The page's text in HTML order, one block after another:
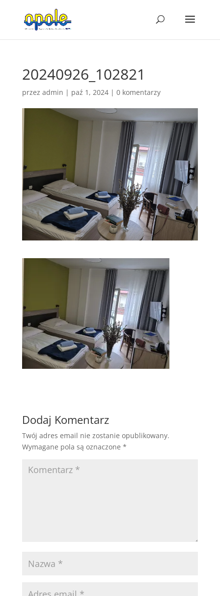
20240926_102821
przez admin | paź 1, 2024| 0 komentarzy
Dodaj Komentarz
Twój adres email nie zostanie opublikowany.
Wymagane pola są oznaczone *